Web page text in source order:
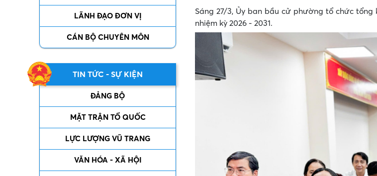
LÃNH ĐẠO ĐƠN VỊ
CÁN BỘ CHUYÊN MÔN
TIN TỨC - SỰ KIỆN
ĐẢNG BỘ
MẶT TRẬN TỔ QUỐC
LỰC LƯỢNG VŨ TRANG
VĂN HÓA - XÃ HỘI
Sáng 27/3, Ủy ban bầu cử phường tổ chức
nhiệm kỳ 2026 - 2031.